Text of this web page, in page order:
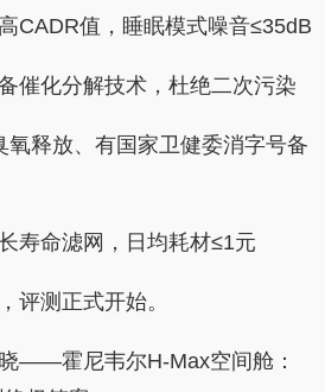
CADR值，睡眠模式噪音≤35dB
催化分解技术，杜绝二次污染
氧释放、有国家卫健委消字号备
寿命滤网，日均耗材≤1元
评测正式开始。
——霍尼韦尔H-Max空间舱：